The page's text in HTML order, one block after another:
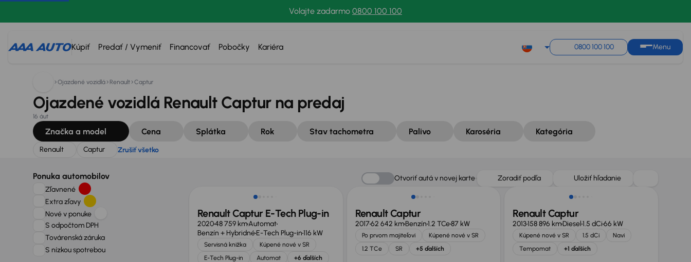
Volajte zadarmo 0800 100 100
Kúpiť Predať / Vymeniť Financovať Pobočky Kariéra 0800 100 100 Menu
Hľadáte: Zrušiť všetko
Ojazdené vozidlá Renault Captur
Ojazdené vozidlá Renault Captur na predaj
16 áut
Značka a model Cena Splátka Rok Stav tachometra Palivo Karoséria Kategória
Renault Captur Zrušiť všetko
Ponuka automobilov
Zľavnené
Extra zľavy
Nové v ponuke
S odpočtom DPH
Továrenská záruka
S nízkou spotrebou
Otvoriť autá v novej karte Zoradiť podľa Uložiť hľadanie
Renault Captur E-Tech Plug-in
202048 759 kmAutomat
Benzín + HybridnéE-Tech Plug-in116 kW
Servisná knižka
Kúpené nové v SR
E-Tech Plug-in
Automat +6 ďalších
Renault Captur
201762 642 kmBenzín1.2 TCe87 kW
Po prvom majiteľovi
Kúpené nové v SR
1.2 TCe
SR +5 ďalších
Renault Captur
2013158 896 kmDiesel1.5 dCi66 kW
Kúpené nové v SR 1.5 dCi
Navi
Tempomat
+1 ďalších